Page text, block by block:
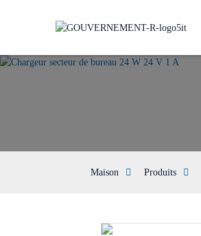
Maison Produits